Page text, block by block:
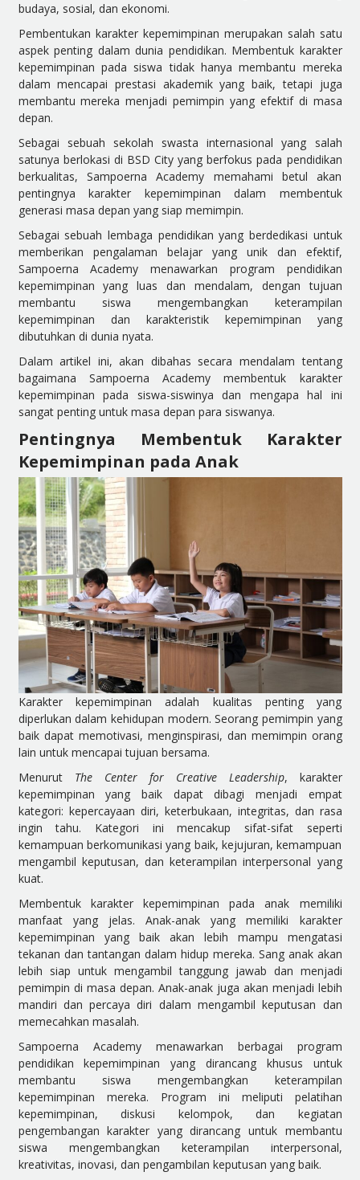
budaya, sosial, dan ekonomi.
Pembentukan karakter kepemimpinan merupakan salah satu
aspek penting dalam dunia pendidikan. Membentuk karakter
kepemimpinan pada siswa tidak hanya membantu mereka
dalam mencapai prestasi akademik yang baik, tetapi juga
membantu mereka menjadi pemimpin yang efektif di masa
depan.
Sebagai sebuah sekolah swasta internasional yang salah
satunya berlokasi di BSD City yang berfokus pada pendidikan
berkualitas, Sampoerna Academy memahami betul akan
pentingnya karakter kepemimpinan dalam membentuk
generasi masa depan yang siap memimpin.
Sebagai sebuah lembaga pendidikan yang berdedikasi untuk
memberikan pengalaman belajar yang unik dan efektif,
Sampoerna Academy menawarkan program pendidikan
kepemimpinan yang luas dan mendalam, dengan tujuan
membantu siswa mengembangkan keterampilan
kepemimpinan dan karakteristik kepemimpinan yang
dibutuhkan di dunia nyata.
Dalam artikel ini, akan dibahas secara mendalam tentang
bagaimana Sampoerna Academy membentuk karakter
kepemimpinan pada siswa-siswinya dan mengapa hal ini
sangat penting untuk masa depan para siswanya.
Pentingnya Membentuk Karakter
Kepemimpinan pada Anak
Karakter kepemimpinan adalah kualitas penting yang
diperlukan dalam kehidupan modern. Seorang pemimpin yang
baik dapat memotivasi, menginspirasi, dan memimpin orang
lain untuk mencapai tujuan bersama.
Menurut The Center for Creative Leadership, karakter
kepemimpinan yang baik dapat dibagi menjadi empat
kategori: kepercayaan diri, keterbukaan, integritas, dan rasa
ingin tahu. Kategori ini mencakup sifat-sifat seperti
kemampuan berkomunikasi yang baik, kejujuran, kemampuan
mengambil keputusan, dan keterampilan interpersonal yang
kuat.
Membentuk karakter kepemimpinan pada anak memiliki
manfaat yang jelas. Anak-anak yang memiliki karakter
kepemimpinan yang baik akan lebih mampu mengatasi
tekanan dan tantangan dalam hidup mereka. Sang anak akan
lebih siap untuk mengambil tanggung jawab dan menjadi
pemimpin di masa depan. Anak-anak juga akan menjadi lebih
mandiri dan percaya diri dalam mengambil keputusan dan
memecahkan masalah.
Sampoerna Academy menawarkan berbagai program
pendidikan kepemimpinan yang dirancang khusus untuk
membantu siswa mengembangkan keterampilan
kepemimpinan mereka. Program ini meliputi pelatihan
kepemimpinan, diskusi kelompok, dan kegiatan
pengembangan karakter yang dirancang untuk membantu
siswa mengembangkan keterampilan interpersonal,
kreativitas, inovasi, dan pengambilan keputusan yang baik.